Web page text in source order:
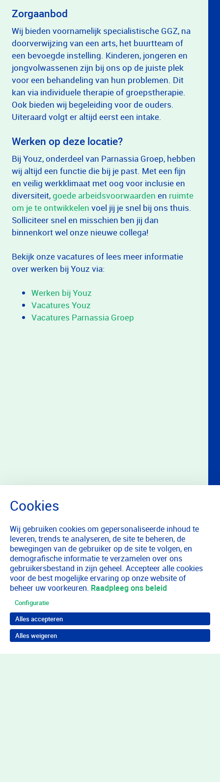
Zorgaanbod
Wij bieden voornamelijk specialistische GGZ, na
doorverwijzing van een arts, het buurtteam of
een bevoegde instelling. Kinderen, jongeren en
jongvolwassenen zijn bij ons op de juiste plek
voor een behandeling van hun problemen. Dit
kan via individuele therapie of groepstherapie.
Ook bieden wij begeleiding voor de ouders.
Uiteraard volgt er altijd eerst een intake.
Werken op deze locatie?
Bij Youz, onderdeel van Parnassia Groep, hebben
wij altijd een functie die bij je past. Met een fijn
en veilig werkklimaat met oog voor inclusie en
diversiteit, goede arbeidsvoorwaarden en ruimte
om je te ontwikkelen voel jij je snel bij ons thuis.
Solliciteer snel en misschien ben jij dan
binnenkort wel onze nieuwe collega!
Bekijk onze vacatures of lees meer informatie
over werken bij Youz via:
Werken bij Youz
Vacatures Youz
Vacatures Parnassia Groep
Wij gebruiken cookies om gepersonaliseerde inhoud te
leveren, trends te analyseren, de site te beheren, de
bewegingen van de gebruiker op de site te volgen, en
demografische informatie te verzamelen over ons
gebruikersbestand in zijn geheel. Accepteer alle cookies
voor de best mogelijke ervaring op onze website of
beheer uw voorkeuren. Raadpleeg ons beleid
Configuratie
Alles accepteren
Alles weigeren